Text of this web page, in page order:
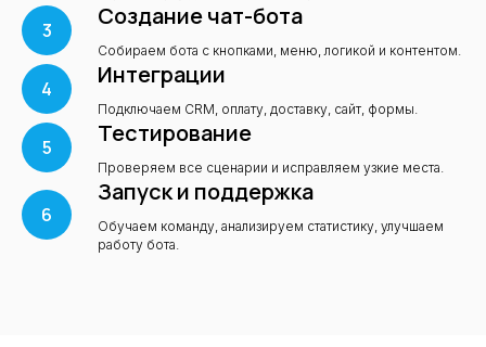
Создание чат-бота
Собираем бота с кнопками, меню, логикой и контентом.
Интеграции
Подключаем CRM, оплату, доставку, сайт, формы.
Тестирование
Проверяем все сценарии и исправляем узкие места.
Запуск и поддержка
Обучаем команду, анализируем статистику, улучшаем
работу бота.
лидов = 0.